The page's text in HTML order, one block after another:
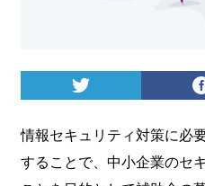
情報セキュリティ対策に必
することで、中小企業のセ